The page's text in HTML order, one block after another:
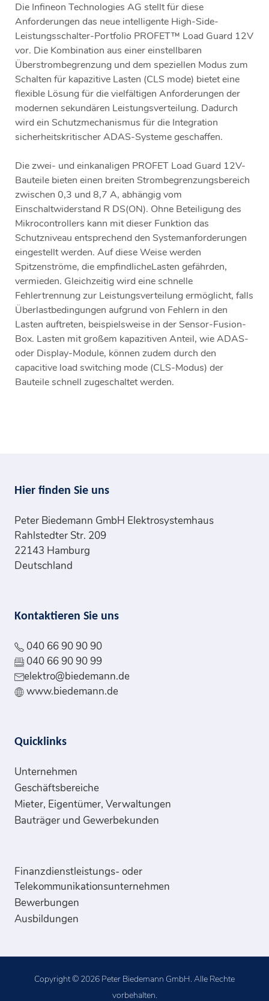
Die Infineon Technologies AG stellt für diese
Anforderungen das neue intelligente High-Side-
Leistungsschalter-Portfolio PROFET™ Load Guard 12V
vor. Die Kombination aus einer einstellbaren
Überstrombegrenzung und dem speziellen Modus zum
Schalten für kapazitive Lasten (CLS mode) bietet eine
flexible Lösung für die vielfältigen Anforderungen der
modernen sekundären Leistungsverteilung. Dadurch
wird ein Schutzmechanismus für die Integration
sicherheitskritischer ADAS-Systeme geschaffen.
Die zwei- und einkanaligen PROFET Load Guard 12V-
Bauteile bieten einen breiten Strombegrenzungsbereich
zwischen 0,3 und 8,7 A, abhängig vom
Einschaltwiderstand R DS(ON). Ohne Beteiligung des
Mikrocontrollers kann mit dieser Funktion das
Schutzniveau entsprechend den Systemanforderungen
eingestellt werden. Auf diese Weise werden
Spitzenströme, die empfindlicheLasten gefährden,
vermieden. Gleichzeitig wird eine schnelle
Fehlertrennung zur Leistungsverteilung ermöglicht, falls
Überlastbedingungen aufgrund von Fehlern in den
Lasten auftreten, beispielsweise in der Sensor-Fusion-
Box. Lasten mit großem kapazitiven Anteil, wie ADAS-
oder Display-Module, können zudem durch den
capacitive load switching mode (CLS-Modus) der
Bauteile schnell zugeschaltet werden.
Hier finden Sie uns
Peter Biedemann GmbH Elektrosystemhaus
Rahlstedter Str. 209
22143 Hamburg
Deutschland
Kontaktieren Sie uns
040 66 90 90 90
040 66 90 90 99
elektro@biedemann.de
www.biedemann.de
Quicklinks
Unternehmen
Geschäftsbereiche
Mieter, Eigentümer, Verwaltungen
Bauträger und Gewerbekunden
Finanzdienstleistungs- oder
Telekommunikationsunternehmen
Bewerbungen
Ausbildungen
Copyright © 2026 Peter Biedemann GmbH. Alle Rechte
vorbehalten.